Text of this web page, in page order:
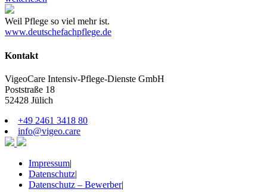
Weil Pflege so viel mehr ist.
www.deutschefachpflege.de
Kontakt
VigeoCare Intensiv-Pflege-Dienste GmbH
Poststraße 18
52428 Jülich
+49 2461 3418 80
info@vigeo.care
Impressum|
Datenschutz|
Datenschutz – Bewerber|